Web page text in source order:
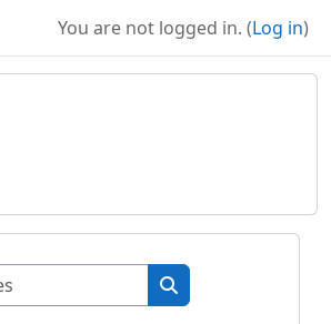
You are not logged in. (Log in)
Search courses
Search courses